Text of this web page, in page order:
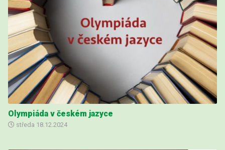
Olympiáda v českém jazyce
středa 18.12.2024